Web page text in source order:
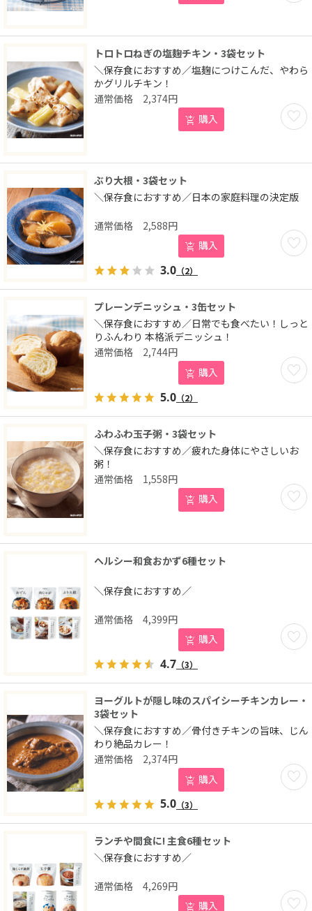
トロトロねぎの塩麹チキン・3袋セット
＼保存食におすすめ／塩麹につけこんだ、やわら
かグリルチキン！
お気
2,374円
購入
ぶり大根・3袋セット
＼保存食におすすめ／日本の家庭料理の決定版
お気
2,588円
購入
3.0 （2）
プレーンデニッシュ・3缶セット
＼保存食におすすめ／日常でも食べたい！しっと
りふんわり 本格派デニッシュ！
お気
2,744円
購入
5.0 （2）
ふわふわ玉子粥・3袋セット
＼保存食におすすめ／疲れた身体にやさしいお
粥！
お気
1,558円
購入
ヘルシー和食おかず6種セット
＼保存食におすすめ／
お気
4,399円
購入
4.7 （3）
ヨーグルトが隠し味のスパイシーチキンカレー・
3袋セット
＼保存食におすすめ／骨付きチキンの旨味、じん
わり絶品カレー！
お気
2,374円
購入
5.0 （3）
ランチや間食に! 主食6種セット
＼保存食におすすめ／
お気
4,269円
購入